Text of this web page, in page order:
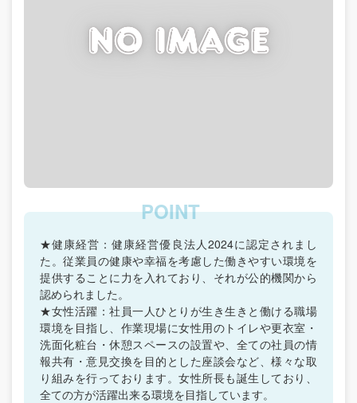
★健康経営：健康経営優良法人2024に認定されまし
た。従業員の健康や幸福を考慮した働きやすい環境を
提供することに力を入れており、それが公的機関から
認められました。
★女性活躍：社員一人ひとりが生き生きと働ける職場
環境を目指し、作業現場に女性用のトイレや更衣室・
洗面化粧台・休憩スペースの設置や、全ての社員の情
報共有・意見交換を目的とした座談会など、様々な取
り組みを行っております。女性所長も誕生しており、
全ての方が活躍出来る環境を目指しています。